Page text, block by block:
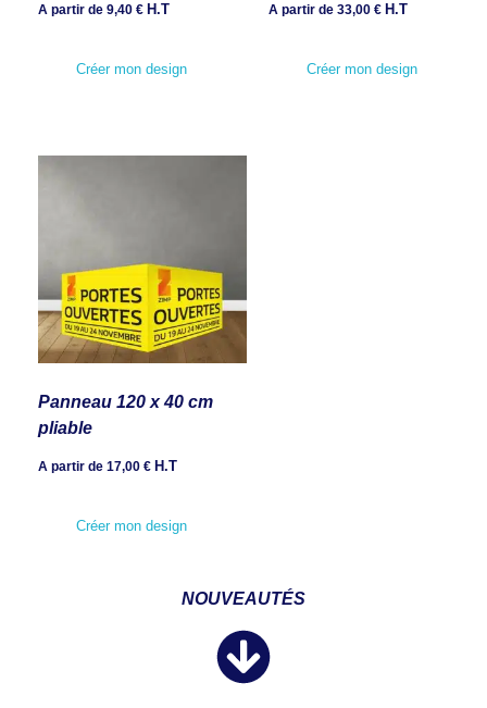
A partir de 9,40€ H.T
Créer mon design
A partir de 33,00 € H.T
Créer mon design
Panneau 120 x 40 cm
pliable
A partir de 17,00€ H.T
Créer mon design
NOUVEAUTÉS